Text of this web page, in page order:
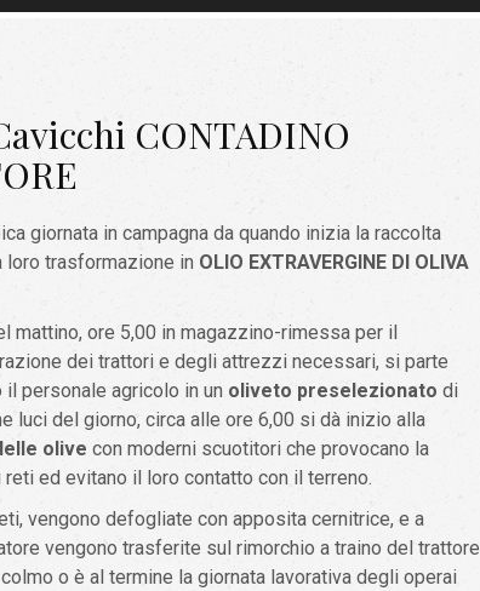
CONTADINO
giornata in campagna da quando inizia la raccolta
trasformazione in OLIO EXTRAVERGINE DI OLIVA
mattino, ore 5,00 in magazzino-rimessa per il
dei trattori e degli attrezzi necessari, si parte
personale agricolo in un oliveto preselezionato di
luci del giorno, circa alle ore 6,00 si dà inizio alla
olive con moderni scuotitori che provocano la
ed evitano il loro contatto con il terreno.
vengono defogliate con apposita cernitrice, e a
vengono trasferite sul rimorchio a traino del trattore
o è al termine la giornata lavorativa degli operai